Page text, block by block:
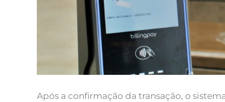
Após a confirmação da transação, o